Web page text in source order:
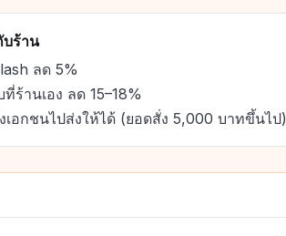
บร้าน
ลด 5%
ที่ร้านเอง ลด 15–18%
เอกชนไปส่งให้ได้ (ยอดสั่ง 5,000 บาทขึ้นไป)